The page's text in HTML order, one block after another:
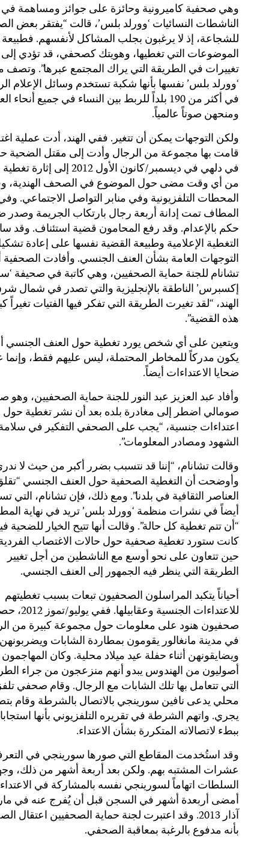
وهي صحفية كاميرونية وحائزة على جوائز ومساهمة
الناشطات النسائيات ‘وورلد بلس’، قالت “يفتقر بعض
للشجاعة، إذ لا يرغبون بجلب المشاكل لأنفسهم. فطبيعة
الموضوعات التي تغطيها، وهويتك كصحفي، قد تؤدي إلى
تغييرات في الطريقة التي يراك المجتمع عبرها”.
‘وورلد بلس’ نفسها بأنها شكبة تستخدم وسائل الإعلام
في أكثر من 190 بلداً للربط بين النساء في جميع أنحاء
ومنحهن صوتاً عالمياً.
ولكن التوجهات يمكن أن تتغير. ففي الهند، أدت عملية
قامت بها مجموعة من الرجال وأدت إلى مقتل الضحية
في دلهي في ديسمبر/كانون الأول 2012 إلى
من أي وقت مضى حول الموضوع في الصحف الهندية،
المحطات التلفزيونية وفي منابر التواصل الاجتماعي.
المطاف تمت إدانة أربعة رجال بارتكاب الجريمة
حكم بالإعدام. وقد رفع المحامون قضية استئناف. وقد
التغطية الإعلامية وطبيعة القضية نفسها على إعادة
التوجهات العامة بشأن العنف الجنسي. وأفادت الصحفية
تشانام للجنة حماية الصحفيين، وهي كاتبة في صحيفة
إكسبرس’ الناطقة بالإنجليزية والتي تصدر في شمال
الهند، “لقد تغيرت الطريقة التي تفكر فيها الفتيات تغيراً
هذه القضية”.
ويتعين على أي شخص يورد تغطية حول العنف الجنسي
يكون مدركاً للمخاطر المحتملة، ليس عليهم فقط،
ضحايا الاعتداءات أيضاً.
وأفاد عبد العزيز عبد النور للجنة حماية الصحفيين،
صومالي اضطر إلى مغادرة بلده بعد أن نشر تغطية حول
اعتداءات جنسية، “يجب على الصحفي التفكير في
الشهود ومصادر المعلومات”.
وقالت تشانام، “إننا قد نتسبب بضرر أكبر من حيث لا
وأوضحت أن التغطية الصحفية حول العنف الجنسي
العناصر الثقافية في بلدنا”. ومع ذلك، فإن تشانام، التي
أيضاً في نشرات منظمة ‘وورلد بلس’ تريد في نهاية
“أن تتم تغطية كل حالة”. وقالت أنها تتيح الخيار للضحية
كانت ستورد تغطية صحفية حول حالات الاغتصاب
حين تتعاون على نحو أوسع مع الناشطين من أجل تغيير
الطريقة التي ينظر فيه الجمهور إلى العنف الجنسي.
أحياناً يتكبد المراسلون الصحفيون تبعات بسبب تغطيتهم
للاعتداءات الجنسية وعقابيلها.
صحفيون هنود على معلومات حول مجموعة كبيرة من
في مدينة مانغالور يقومون بمطاردة الشابات ويضربونهن
ويضايقونهن أثناء حفلة عيد ميلاد محلية. وكان المهاجمون
أصوليون من الهندوس يبدو أنهم منزعجون من جراء
التي تتعامل بها تلك الشابات مع الرجال. وقام صحفي
محلي يدعى نافين سورينجي بالاتصال بالشرطة وقام
يجري. واتهم الشرطة في تقريره التلفزيوني بأنها
ببطء لاتصالاته المتكررة بشأن الاعتداء.
وقد استُخدمت المقاطع التي صورها سورينجي في
عشرات المشتبه بهم. ولكن بعد أربعة أشهر من ذلك،
السلطات اتهاماً لسورينجي نفسه بالمشاركة في
أمضى أربعدة أشهر في السجن قبل أن يُفرج عنه في
آذار 2013. وقد اعتبرت لجنة حماية الصحفيين اعتقال
بأنه مدفوع بالرغبة بمعاقبة الصحفي.